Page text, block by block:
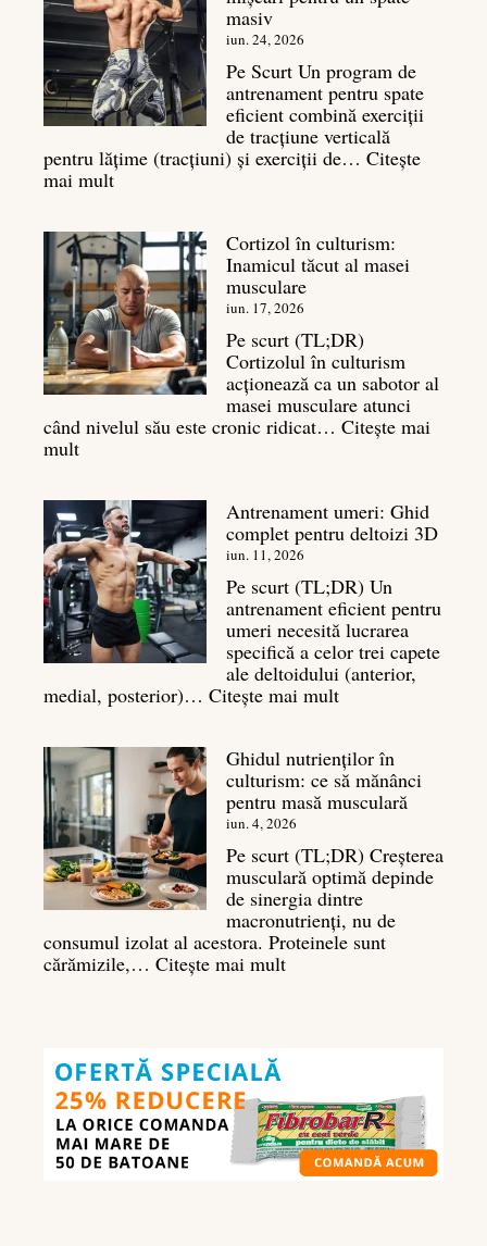
sa
cu
masa
musculară
masiv
iun. 24, 2026
Pe Scurt Un program de
antrenament pentru spate
eficient combină exerciții
de tracțiune verticală
pentru lățime (tracțiuni) și exerciții de… Citește
mai mult:
Top
7
mișcări
pentru
un
spate
masiv
Cortizol în culturism:
Inamicul tăcut al masei
musculare
iun. 17, 2026
Pe scurt (TL;DR)
Cortizolul în culturism
acționează ca un sabotor al
masei musculare atunci
când nivelul său este cronic ridicat… Citește mai
mult:
culturism:
Inamicul
tăcut
al
masei
musculare
Antrenament umeri: Ghid
complet pentru deltoizi 3D
iun. 11, 2026
Pe scurt (TL;DR) Un
antrenament eficient pentru
umeri necesită lucrarea
specifică a celor trei capete
ale deltoidului (anterior,
medial, posterior)… Citește mai mult:
Ghid
complet
pentru
3D
Ghidul nutrienților în
culturism: ce să mănânci
pentru masă musculară
iun. 4, 2026
Pe scurt (TL;DR) Creșterea
musculară optimă depinde
de sinergia dintre
macronutrienți, nu de
consumul izolat al acestora. Proteinele sunt
cărămizile,… Citește mai mult:
mănânci
pentru
masă
musculară